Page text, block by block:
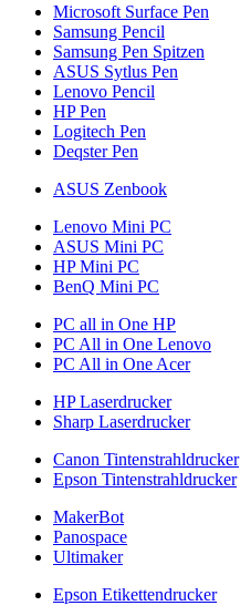
Microsoft Surface Pen
Samsung Pencil
Samsung Pen Spitzen
ASUS Sytlus Pen
Lenovo Pencil
HP Pen
Logitech Pen
Deqster Pen
ASUS Zenbook
Lenovo Mini PC
ASUS Mini PC
HP Mini PC
BenQ Mini PC
PC all in One HP
PC All in One Lenovo
PC All in One Acer
HP Laserdrucker
Sharp Laserdrucker
Canon Tintenstrahldrucker
Epson Tintenstrahldrucker
MakerBot
Panospace
Ultimaker
Epson Etikettendrucker